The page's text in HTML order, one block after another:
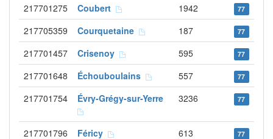
217701275 Coubert 1942 77
217705359 Courquetaine 187 77
217701457 Crisenoy 595 77
217701648 Échouboulains 557 77
217701754 Évry-Grégy-sur-Yerre 3236 77
217701796 Féricy 613 77